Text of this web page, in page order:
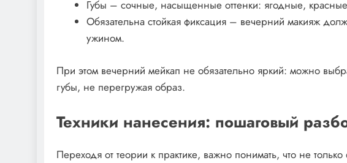
Губы – сочные, насыщенные оттенки: ягодные,
Обязательна стойкая фиксация – вечерний макияж
ужином.
При этом вечерний мейкап не обязательно яркий: можно
губы, не перегружая образ.
Техники нанесения: пошаговый
Переходя от теории к практике, важно понимать, что не